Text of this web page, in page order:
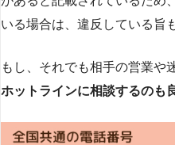
いる場合は、違反している旨
もし、それでも相手の営業や
ホットラインに相談するのも